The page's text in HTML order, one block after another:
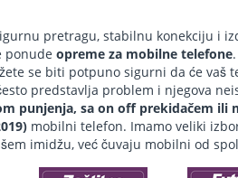
pretragu, stabilnu konekciju i
ponude opreme za mobilne telefone
se biti potpuno sigurni da će
predstavlja problem i njegova
punjenja, sa on off prekidačem ili
mobilni telefon. Imamo veliki
imidžu, već čuvaju mobilni od